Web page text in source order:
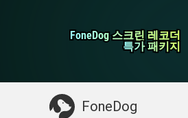
FoneDog 스크린 레코더
FoneDog 스크린 레코더
특가 패키지
특가 패키지
FoneDog
iPhone 클리너
필요한 것 : Mac 정리